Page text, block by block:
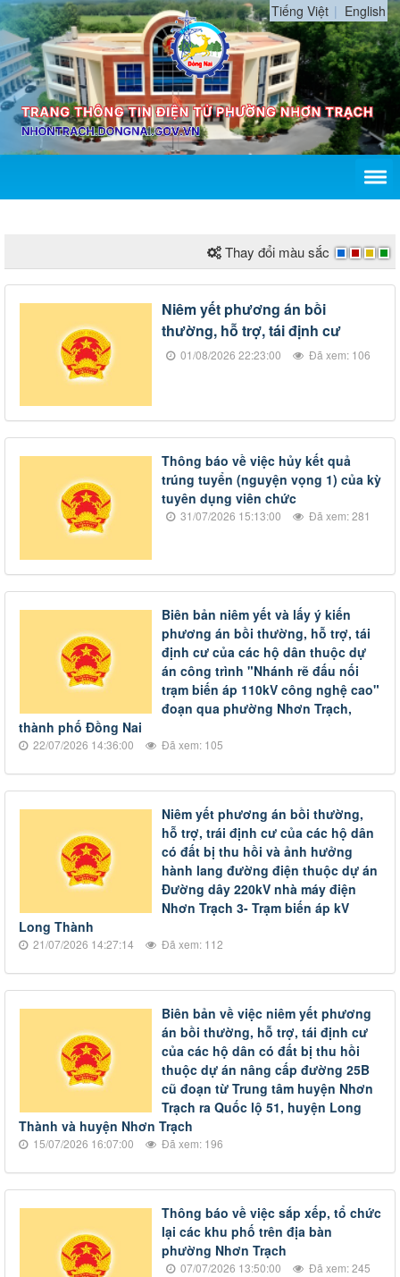
Tiếng Việt English
Thay đổi màu sắc
Niêm yết phương án bồi
thường, hỗ trợ, tái định cư
01/08/2026 22:23:00 Đã xem: 106
Thông báo về việc hủy kết quả
trúng tuyển (nguyện vọng 1) của kỳ
tuyên dụng viên chức
31/07/2026 15:13:00 Đã xem: 281
Biên bản niêm yết và lấy ý kiến
phương án bồi thường, hỗ trợ, tái
định cư của các hộ dân thuộc dự
án công trình "Nhánh rẽ đấu nối
trạm biến áp 110kV công nghệ cao"
đoạn qua phường Nhơn Trạch,
thành phố Đồng Nai
22/07/2026 14:36:00 Đã xem: 105
Niêm yết phương án bồi thường,
hỗ trợ, trái định cư của các hộ dân
có đất bị thu hồi và ảnh hưởng
hành lang đường điện thuộc dự án
Đường dây 220kV nhà máy điện
Nhơn Trạch 3- Trạm biến áp kV
Long Thành
21/07/2026 14:27:14 Đã xem: 112
Biên bản về việc niêm yết phương
án bồi thường, hỗ trợ, tái định cư
của các hộ dân có đất bị thu hồi
thuộc dự án nâng cấp đường 25B
cũ đoạn từ Trung tâm huyện Nhơn
Trạch ra Quốc lộ 51, huyện Long
Thành và huyện Nhơn Trạch
15/07/2026 16:07:00 Đã xem: 196
Thông báo về việc sắp xếp, tổ chức
lại các khu phố trên địa bàn
phường Nhơn Trạch
07/07/2026 13:50:00 Đã xem: 245